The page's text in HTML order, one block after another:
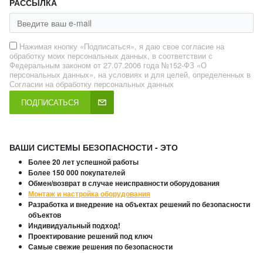
РАССЫЛКА
Нажимая кнопку «Подписаться», я даю свое согласие на
обработку моих персональных данных, в соответствии с
Федеральным законом от 27.07.2006 года №152-ФЗ «О
персональных данных», на условиях и для целей, определенных в
Согласии на обработку персональных данных
ПОДПИСАТЬСЯ
ВАШИ СИСТЕМЫ БЕЗОПАСНОСТИ - ЭТО
Более 20 лет успешной работы
Более 150 000 покупателей
Обмен/возврат в случае неисправности оборудования
Монтаж и настройка оборудования
Разработка и внедрение на объектах решений по безопасности
объектов
Индивидуальный подход!
Проектирование решений под ключ
Самые свежие решения по безопасности